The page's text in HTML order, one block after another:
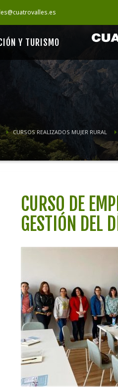
Y TURISMO
CURSOS REALIZADOS MUJER RURAL
CURSO DE
GESTIÓN DEL